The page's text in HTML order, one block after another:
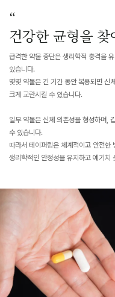
“
건강한 균형을
급격한 약물 중단은 생리학적 충격을
있습니다.
몇몇 약물은 긴 기간 동안 복용되면 신
크게 교란시킬 수 있습니다.
일부 약물은 신체 의존성을 형성하며,
수 있습니다.
따라서 테이퍼링은 체계적이고 안전한
생리학적인 안정성을 유지하고 예기치